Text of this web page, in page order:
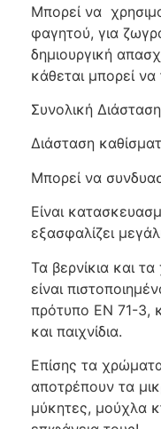
Μπορεί να
φαγητού, για
δημιουργική
κάθεται μπορεί να
Συνολική
Διάσταση
Μπορεί να
Είναι
εξασφαλίζει
Τα βερνίκια και
είναι
πρότυπο EN 71-3,
και παιχνίδια.
Επίσης τα χρώματα
αποτρέπουν τα
μύκητες, μούχλα